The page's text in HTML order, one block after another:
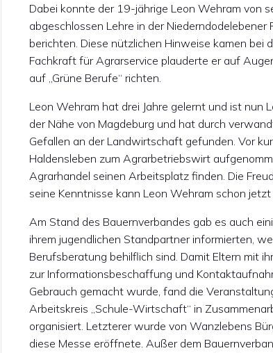
Dabei konnte der 19-jährige Leon Wehram von
abgeschlossen Lehre in der Niederndodelebener
berichten. Diese nützlichen Hinweise kamen bei
Fachkraft für Agrarservice plauderte er auf
auf „Grüne Berufe“ richten.
Leon Wehram hat drei Jahre gelernt und ist nun
der Nähe von Magdeburg und hat durch
Gefallen an der Landwirtschaft gefunden. Vor
Haldensleben zum Agrarbetriebswirt
Agrarhandel seinen Arbeitsplatz finden. Die
seine Kenntnisse kann Leon Wehram schon
Am Stand des Bauernverbandes gab es auch
ihrem jugendlichen Standpartner informierten,
Berufsberatung behilflich sind. Damit Eltern mit
zur Informationsbeschaffung und
Gebrauch gemacht wurde, fand die
Arbeitskreis „Schule-Wirtschaft“ in
organisiert. Letzterer wurde von Wanzlebens
diese Messe eröffnete. Außer dem